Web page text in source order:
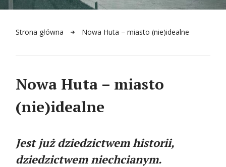
Strona główna Nowa Huta – miasto (nie)idealne
Nowa Huta – miasto
(nie)idealne
Jest już dziedzictwem historii,
dziedzictwem niechcianym.